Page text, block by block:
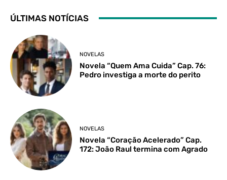
ÚLTIMAS NOTÍCIAS
NOVELAS
Novela “Quem Ama Cuida” Cap. 76:
Pedro investiga a morte do perito
NOVELAS
Novela “Coração Acelerado” Cap.
172: João Raul termina com Agrado